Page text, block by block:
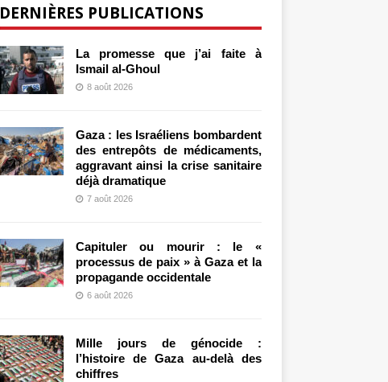
DERNIÈRES PUBLICATIONS
La promesse que j’ai faite à
Ismail al-Ghoul
8 août 2026
Gaza : les Israéliens bombardent
des entrepôts de médicaments,
aggravant ainsi la crise sanitaire
déjà dramatique
7 août 2026
Capituler ou mourir : le «
processus de paix » à Gaza et la
propagande occidentale
6 août 2026
Mille jours de génocide :
l’histoire de Gaza au-delà des
chiffres